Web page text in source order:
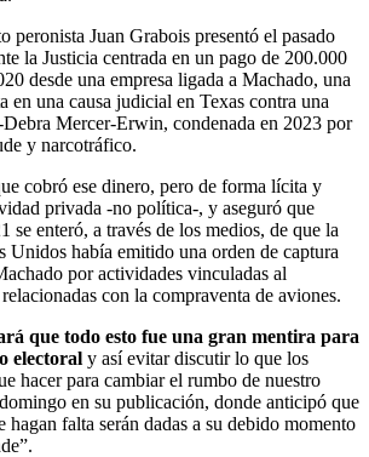
peronista Juan Grabois presentó el pasado
la Justicia centrada en un pago de 200.000
desde una empresa ligada a Machado, una
en una causa judicial en Texas contra una
Mercer-Erwin, condenada en 2023 por
y narcotráfico.
cobró ese dinero, pero de forma lícita y
privada -no política-, y aseguró que
se enteró, a través de los medios, de que la
Unidos había emitido una orden de captura
por actividades vinculadas al
con la compraventa de aviones.
que todo esto fue una gran mentira para
electoral y así evitar discutir lo que los
hacer para cambiar el rumbo de nuestro
en su publicación, donde anticipó que
hagan falta serán dadas a su debido momento